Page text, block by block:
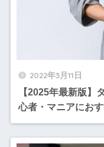
2022年3月11日
【2025年最新版】
心者・マニアにお